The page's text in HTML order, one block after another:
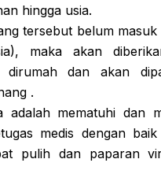
hingga usia.
tersebut belum
maka akan
dirumah dan akan
.
adalah mematuhi dan
medis dengan
pulih dan paparan